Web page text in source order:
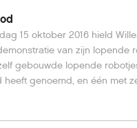
15 oktober 2016 hield
van zijn lopende
genoemd, en één met
uit de volgende